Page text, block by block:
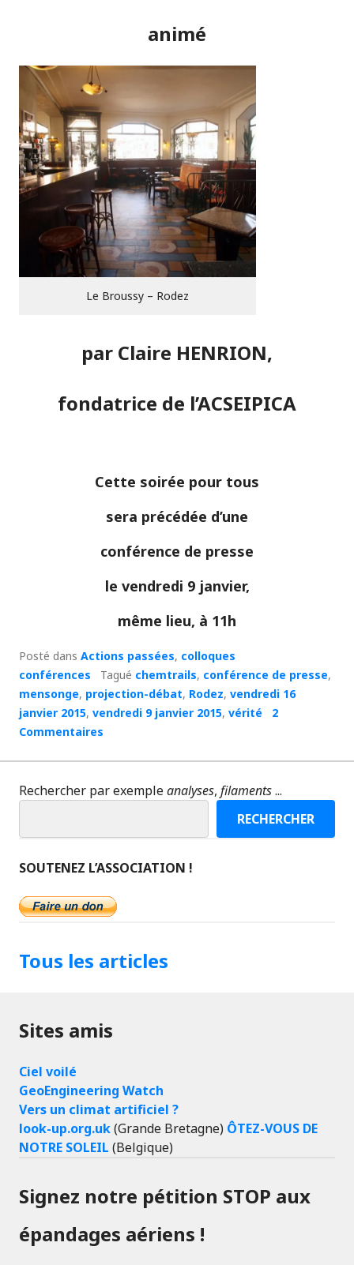
animé
Le Broussy – Rodez
par Claire HENRION,
fondatrice de l’ACSEIPICA
Cette soirée pour tous
sera précédée d’une
conférence de presse
le vendredi 9 janvier,
même lieu, à 11h
Posté dans Actions passées, colloques
conférences
Tagué chemtrails, conférence de presse,
mensonge, projection-débat, Rodez, vendredi 16
janvier 2015, vendredi 9 janvier 2015, vérité
2
Commentaires
Rechercher par exempleanalyses, filaments...
RECHERCHER
SOUTENEZ L’ASSOCIATION !
Tous les articles
Sites amis
Ciel voilé
GeoEngineering Watch
Vers un climat artificiel ?
look-up.org.uk(Grande Bretagne) ÔTEZ-VOUS DE
NOTRE SOLEIL (Belgique)
Signez notre pétition STOP aux
épandages aériens !